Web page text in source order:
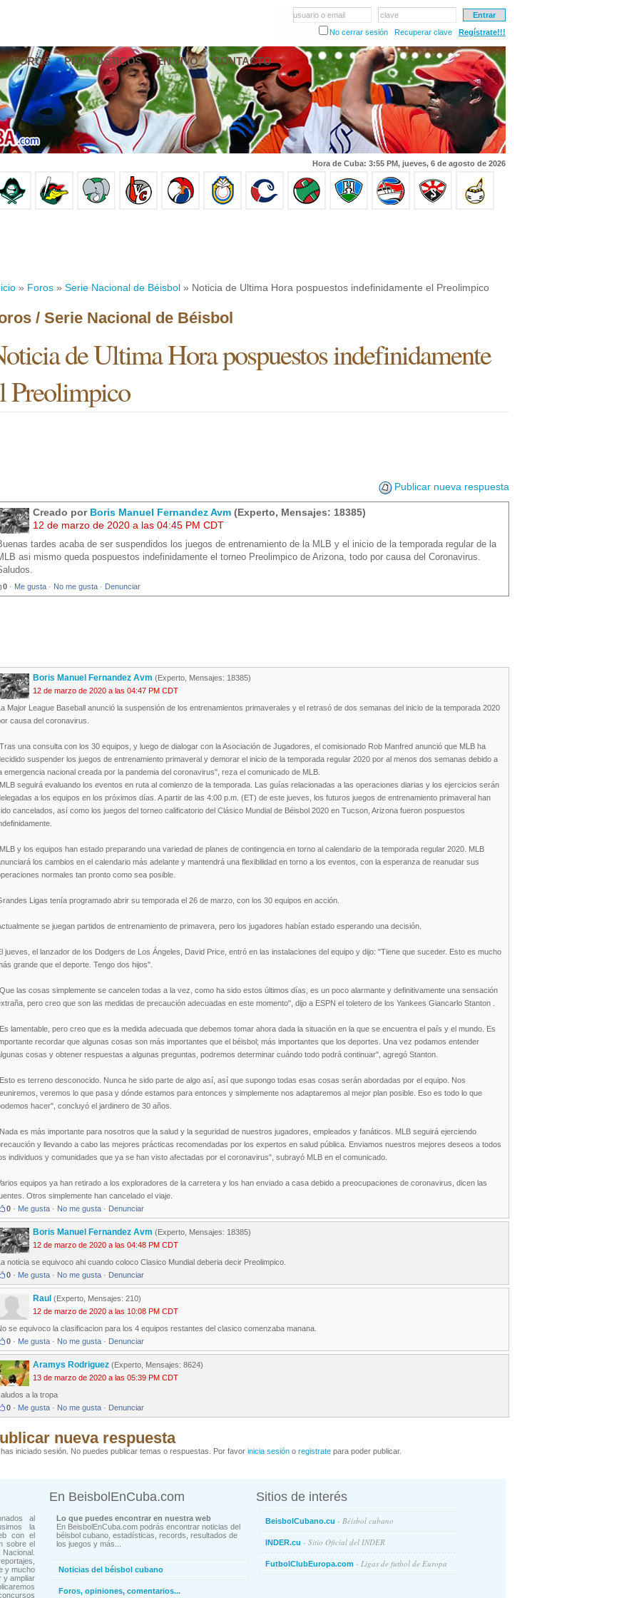
usuario o email
clave
No cerrar sesión
Recuperar clave Regístrate!!!
FOROS PRONÓSTICOS EN VIVO CONTACTO
Hora de Cuba: 3:55 PM, jueves, 6 de agosto de 2026
» Foros » Serie Nacional de Béisbol » Noticia de Ultima Hora pospuestos indefinidamente el Preolimpico
/ Serie Nacional de Béisbol
de Ultima Hora pospuestos indefinidamente
Preolimpico
Publicar nueva respuesta
Creado por Boris Manuel Fernandez Avm (Experto, Mensajes: 18385)
12 de marzo de 2020 a las 04:45 PM CDT
tardes acaba de ser suspendidos los juegos de entrenamiento de la MLB y el inicio de la temporada regular de la
asi mismo queda pospuestos indefinidamente el torneo Preolimpico de Arizona, todo por causa del Coronavirus.
0 · Me gusta · No me gusta · Denunciar
Boris Manuel Fernandez Avm (Experto, Mensajes: 18385)
12 de marzo de 2020 a las 04:47 PM CDT
Major League Baseball anunció la suspensión de los entrenamientos primaverales y el retrasó de dos semanas del inicio de la temporada 2020
causa del coronavirus.
una consulta con los 30 equipos, y luego de dialogar con la Asociación de Jugadores, el comisionado Rob Manfred anunció que MLB ha
suspender los juegos de entrenamiento primaveral y demorar el inicio de la temporada regular 2020 por al menos dos semanas debido a
emergencia nacional creada por la pandemia del coronavirus", reza el comunicado de MLB.
seguirá evaluando los eventos en ruta al comienzo de la temporada. Las guías relacionadas a las operaciones diarias y los ejercicios serán
a los equipos en los próximos días. A partir de las 4:00 p.m. (ET) de este jueves, los futuros juegos de entrenamiento primaveral han
cancelados, así como los juegos del torneo calificatorio del Clásico Mundial de Béisbol 2020 en Tucson, Arizona fueron pospuestos
y los equipos han estado preparando una variedad de planes de contingencia en torno al calendario de la temporada regular 2020. MLB
los cambios en el calendario más adelante y mantendrá una flexibilidad en torno a los eventos, con la esperanza de reanudar sus
normales tan pronto como sea posible.
Ligas tenía programado abrir su temporada el 26 de marzo, con los 30 equipos en acción.
se juegan partidos de entrenamiento de primavera, pero los jugadores habían estado esperando una decisión.
jueves, el lanzador de los Dodgers de Los Ángeles, David Price, entró en las instalaciones del equipo y dijo: "Tiene que suceder. Esto es mucho
grande que el deporte. Tengo dos hijos".
las cosas simplemente se cancelen todas a la vez, como ha sido estos últimos días, es un poco alarmante y definitivamente una sensación
pero creo que son las medidas de precaución adecuadas en este momento", dijo a ESPN el toletero de los Yankees Giancarlo Stanton .
lamentable, pero creo que es la medida adecuada que debemos tomar ahora dada la situación en la que se encuentra el país y el mundo. Es
recordar que algunas cosas son más importantes que el béisbol; más importantes que los deportes. Una vez podamos entender
cosas y obtener respuestas a algunas preguntas, podremos determinar cuándo todo podrá continuar", agregó Stanton.
es terreno desconocido. Nunca he sido parte de algo así, así que supongo todas esas cosas serán abordadas por el equipo. Nos
veremos lo que pasa y dónde estamos para entonces y simplemente nos adaptaremos al mejor plan posible. Eso es todo lo que
hacer", concluyó el jardinero de 30 años.
es más importante para nosotros que la salud y la seguridad de nuestros jugadores, empleados y fanáticos. MLB seguirá ejerciendo
y llevando a cabo las mejores prácticas recomendadas por los expertos en salud pública. Enviamos nuestros mejores deseos a todos
individuos y comunidades que ya se han visto afectadas por el coronavirus", subrayó MLB en el comunicado.
equipos ya han retirado a los exploradores de la carretera y los han enviado a casa debido a preocupaciones de coronavirus, dicen las
Otros simplemente han cancelado el viaje.
0 · Me gusta · No me gusta · Denunciar
Boris Manuel Fernandez Avm (Experto, Mensajes: 18385)
12 de marzo de 2020 a las 04:48 PM CDT
noticia se equivoco ahi cuando coloco Clasico Mundial deberia decir Preolimpico.
0 · Me gusta · No me gusta · Denunciar
Raul (Experto, Mensajes: 210)
12 de marzo de 2020 a las 10:08 PM CDT
se equivoco la clasificacion para los 4 equipos restantes del clasico comenzaba manana.
0 · Me gusta · No me gusta · Denunciar
Aramys Rodriguez (Experto, Mensajes: 8624)
13 de marzo de 2020 a las 05:39 PM CDT
a la tropa
0 · Me gusta · No me gusta · Denunciar
nueva respuesta
has iniciado sesión. No puedes publicar temas o respuestas. Por favor inicia sesión o registrate para poder publicar.
al
la
con el
sobre el
y mucho
y ampliar
En BeisbolEnCuba.com
Lo que puedes encontrar en nuestra web
En BeisbolEnCuba.com podrás encontrar noticias del
béisbol cubano, estadísticas, records, resultados de
los juegos y más...
Noticias del béisbol cubano
Foros, opiniones, comentarios...
Sitios de interés
BeisbolCubano.cu - Béisbol cubano
INDER.cu - Sitio Oficial del INDER
FutbolClubEuropa.com - Ligas de futbol de Europa